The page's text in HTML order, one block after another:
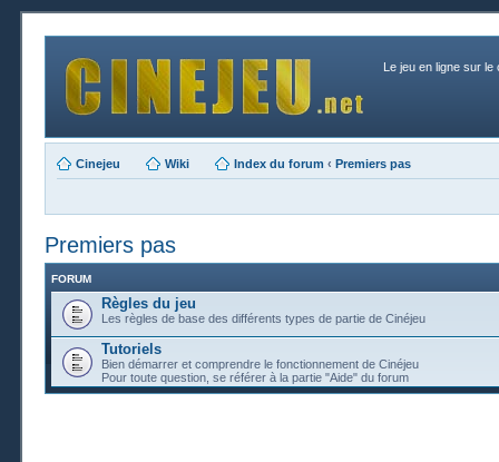
Le jeu en ligne sur le
Cinejeu Wiki Index du forum ‹ Premiers pas
Premiers pas
FORUM
Règles du jeu
Les règles de base des différents types de partie de Cinéjeu
Tutoriels
Bien démarrer et comprendre le fonctionnement de Cinéjeu
Pour toute question, se référer à la partie "Aide" du forum